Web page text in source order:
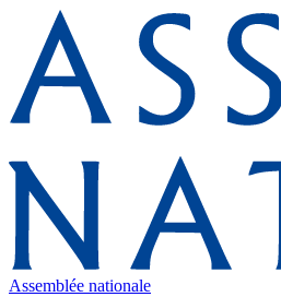
Assemblée nationale